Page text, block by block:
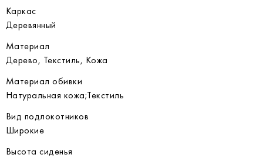
Каркас
Деревянный
Материал
Дерево, Текстиль, Кожа
Материал обивки
Натуральная кожа;Текстиль
Вид подлокотников
Широкие
Высота сиденья